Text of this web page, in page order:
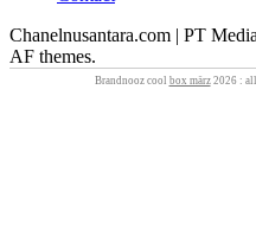
Chanelnusantara.com | PT
AF themes.
Brandnooz cool box märz2026 :